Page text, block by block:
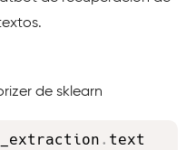
de sklearn
.